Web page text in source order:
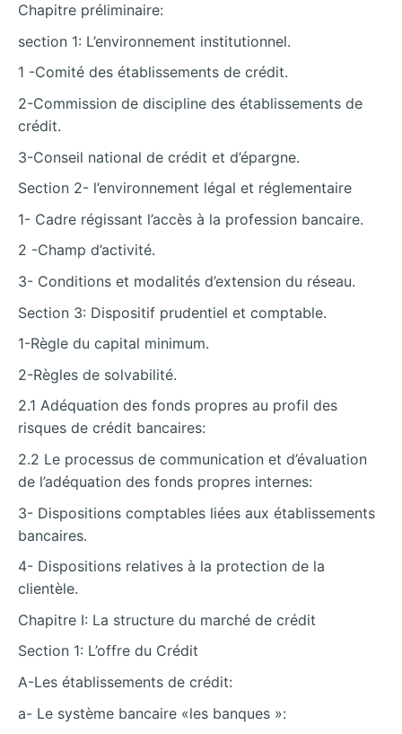
Chapitre préliminaire:
section 1: L’environnement institutionnel.
1 -Comité des établissements de crédit.
2-Commission de discipline des établissements de
crédit.
3-Conseil national de crédit et d’épargne.
Section 2- l’environnement légal et réglementaire
1- Cadre régissant l’accès à la profession bancaire.
2 -Champ d’activité.
3- Conditions et modalités d’extension du réseau.
Section 3: Dispositif prudentiel et comptable.
1-Règle du capital minimum.
2-Règles de solvabilité.
2.1 Adéquation des fonds propres au profil des
risques de crédit bancaires:
2.2 Le processus de communication et d’évaluation
de l’adéquation des fonds propres internes:
3- Dispositions comptables liées aux établissements
bancaires.
4- Dispositions relatives à la protection de la
clientèle.
Chapitre I: La structure du marché de crédit
Section 1: L’offre du Crédit
A-Les établissements de crédit:
a- Le système bancaire «les banques »: